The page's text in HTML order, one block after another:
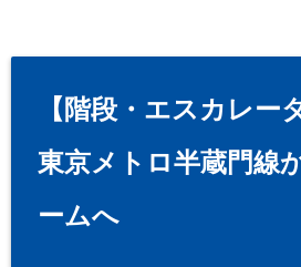
【階段・エスカレー
東京メトロ半蔵門線
ームへ